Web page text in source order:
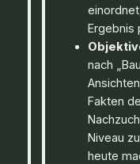
Ergebnis
nach
Fakten
Niveau
heute